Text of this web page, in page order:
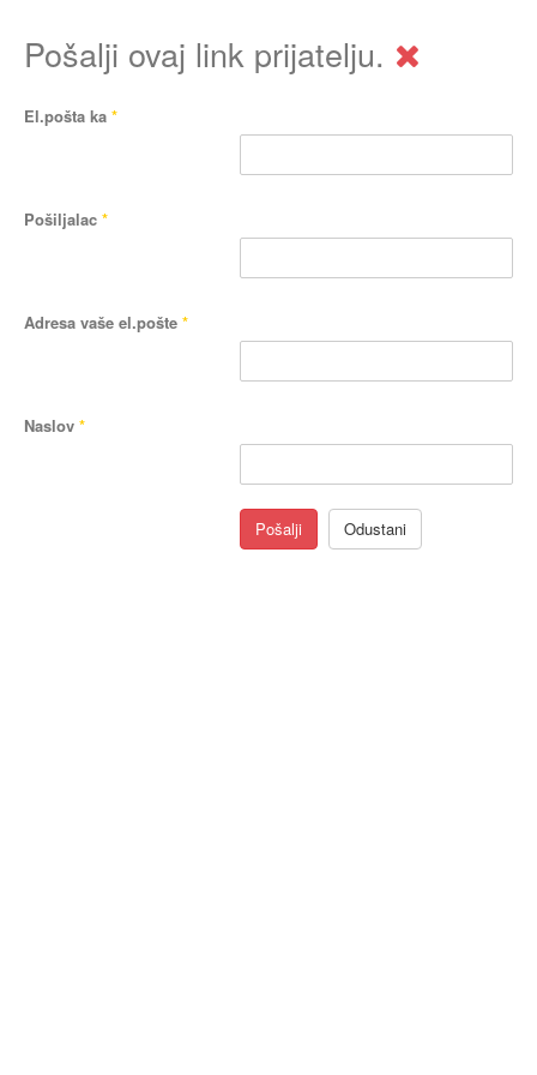
Pošalji ovaj link prijatelju.
El.pošta ka *
Pošiljalac *
Adresa vaše el.pošte *
Naslov *
Pošalji Odustani